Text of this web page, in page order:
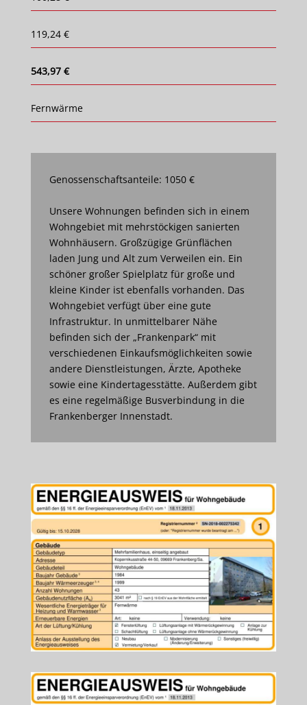
119,24 €
543,97 €
Fernwärme
Genossenschaftsanteile: 1050 €
Unsere Wohnungen befinden sich in einem
Wohngebiet mit mehrstöckigen sanierten
Wohnhäusern. Großzügige Grünflächen
laden Jung und Alt zum Verweilen ein. Ein
schöner großer Spielplatz für große und
kleine Kinder ist ebenfalls vorhanden. Das
Wohngebiet verfügt über eine gute
Infrastruktur. In unmittelbarer Nähe
befinden sich der „Frankenpark“ mit
verschiedenen Einkaufsmöglichkeiten sowie
andere Dienstleistungen, Ärzte, Apotheke
sowie eine Kindertagesstätte. Außerdem gibt
es eine regelmäßige Busverbindung in die
Frankenberger Innenstadt.